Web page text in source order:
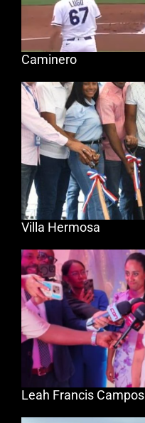
Caminero
Villa Hermosa
Leah Francis Campos